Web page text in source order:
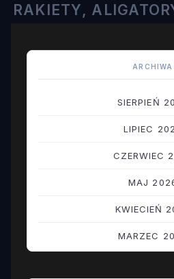
RAKIETY,
ARCHIWA
SIERPIEŃ
LIPIEC
CZERWIEC
MAJ
KWIECIEŃ
MARZEC